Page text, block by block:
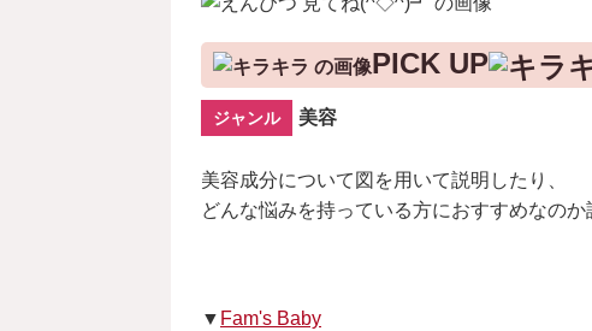
PICK UP
ジャンル 美容
美容成分について図を用いて説明したり、
どんな悩みを持っている方におすすめなの
▼ Fam's Baby